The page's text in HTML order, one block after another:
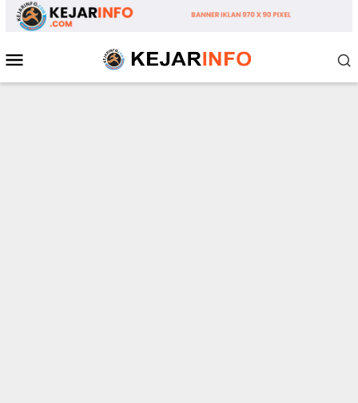
Loncat
Mobile